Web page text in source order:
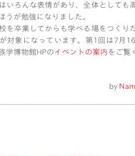
いろんな表情があり、全体としても
うが勉強になりました。
を卒業してからも学べる場をつくり
対象になっています。第1回は7月
学博物館HPの イベントの案内 をご覧
by